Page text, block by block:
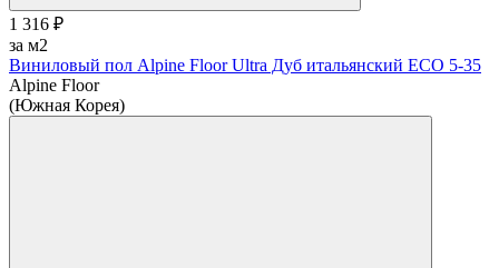
1 316 ₽
за м2
Виниловый пол Alpine Floor Ultra Дуб итальянский ЕСО 5-35
Alpine Floor
(Южная Корея)